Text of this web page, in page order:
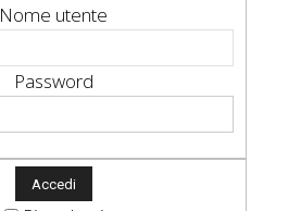
Nome utente
Password